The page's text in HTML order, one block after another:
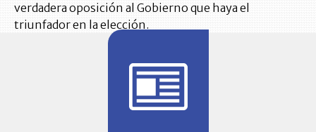
verdadera oposición al Gobierno que haya el
triunfador en la elección.